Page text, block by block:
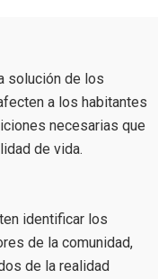
solución de los
a los habitantes
necesarias que
de vida.
identificar los
de la comunidad,
de la realidad